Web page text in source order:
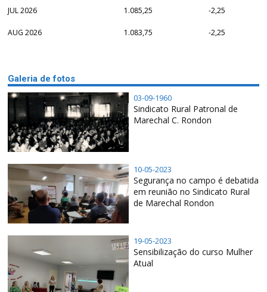
JUL 2026 1.085,25 -2,25
AUG 2026 1.083,75 -2,25
Galeria de fotos
03-09-1960
Sindicato Rural Patronal de
Marechal C. Rondon
10-05-2023
Segurança no campo é debatida
em reunião no Sindicato Rural
de Marechal Rondon
19-05-2023
Sensibilização do curso Mulher
Atual